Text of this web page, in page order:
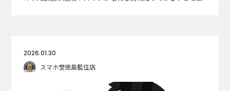
2026.01.30
スマホ堂徳島藍住店